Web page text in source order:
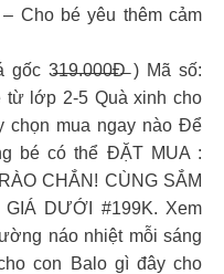
– Cho bé yêu thêm cảm
gốc 3̶̶1̶̶9̶̶.̶̶0̶̶0̶̶0̶̶Đ̶ ) Mã số:
từ lớp 2-5 Quà xinh cho
chọn mua ngay nào Để
bé có thể ĐẶT MUA :
CHẮN! CÙNG SẮM
DƯỚI #199K. Xem
náo nhiệt mỗi sáng
con Balo gì đây cho